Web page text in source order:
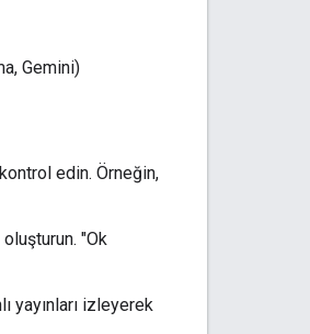
Gemini)
edin. Örneğin,
"Ok
yayınları izleyerek